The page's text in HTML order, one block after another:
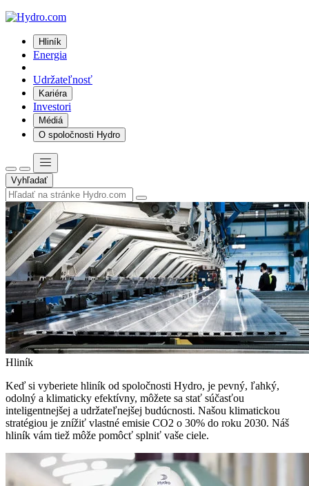
Hliník
Energia
Udržateľnosť
Kariéra
Investori
Médiá
O spoločnosti Hydro
Vyhľadať
Hliník
Keď si vyberiete hliník od spoločnosti Hydro, je pevný, ľahký,
odolný a klimaticky efektívny, môžete sa stať súčasťou
inteligentnejšej a udržateľnejšej budúcnosti. Našou klimatickou
stratégiou je znížiť vlastné emisie CO2 o 30% do roku 2030. Náš
hliník vám tiež môže pomôcť splniť vaše ciele.